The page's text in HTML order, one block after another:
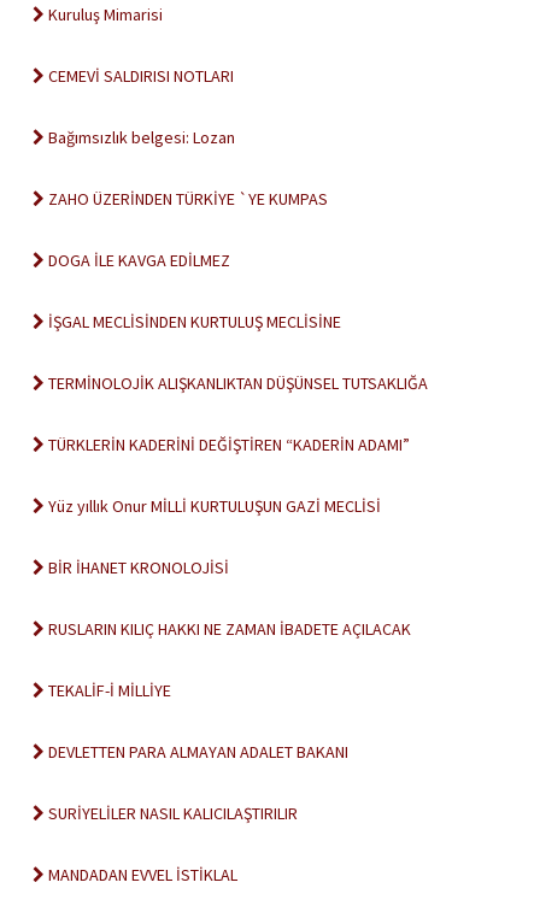
Kuruluş Mimarisi
CEMEVİ SALDIRISI NOTLARI
Bağımsızlık belgesi: Lozan
ZAHO ÜZERİNDEN TÜRKİYE `YE KUMPAS
DOGA İLE KAVGA EDİLMEZ
İŞGAL MECLİSİNDEN KURTULUŞ MECLİSİNE
TERMİNOLOJİK ALIŞKANLIKTAN DÜŞÜNSEL TUTSAKLIĞA
TÜRKLERİN KADERİNİ DEĞİŞTİREN “KADERİN ADAMI”
Yüz yıllık Onur MİLLİ KURTULUŞUN GAZİ MECLİSİ
BİR İHANET KRONOLOJİSİ
RUSLARIN KILIÇ HAKKI NE ZAMAN İBADETE AÇILACAK
TEKALİF-İ MİLLİYE
DEVLETTEN PARA ALMAYAN ADALET BAKANI
SURİYELİLER NASIL KALICILAŞTIRILIR
MANDADAN EVVEL İSTİKLAL